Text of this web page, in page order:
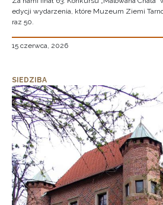
edycji wydarzenia, które Muzeum Ziemi
raz 50.
15 czerwca, 2026
SIEDZIBA